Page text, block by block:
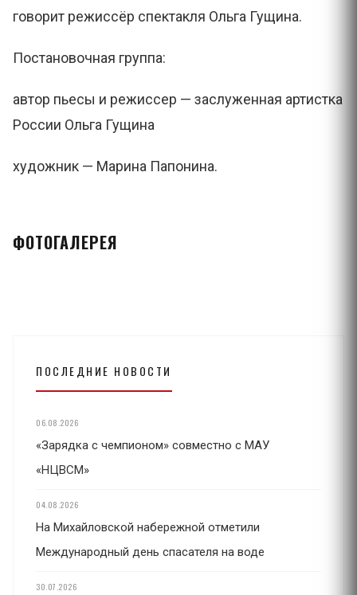
говорит режиссёр спектакля Ольга Гущина.
Постановочная группа:
автор пьесы и режиссер — заслуженная артистка
России Ольга Гущина
художник — Марина Папонина.
ФОТОГАЛЕРЕЯ
ПОСЛЕДНИЕ НОВОСТИ
06.08.2026
«Зарядка с чемпионом» совместно с МАУ
«НЦВСМ»
04.08.2026
На Михайловской набережной отметили
Международный день спасателя на воде
30.07.2026